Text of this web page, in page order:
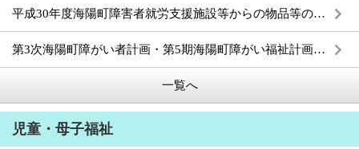
平成30年度海陽町障害者就労支援施設等からの物品等の調達の推進を図るための方針について
第3次海陽町障がい者計画・第5期海陽町障がい福祉計画・第1期障がい児福祉計画の公表
一覧へ
児童・母子福祉